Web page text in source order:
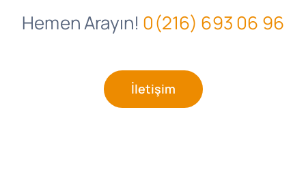
Hemen Arayın! 0(216) 693 06 96
İletişim